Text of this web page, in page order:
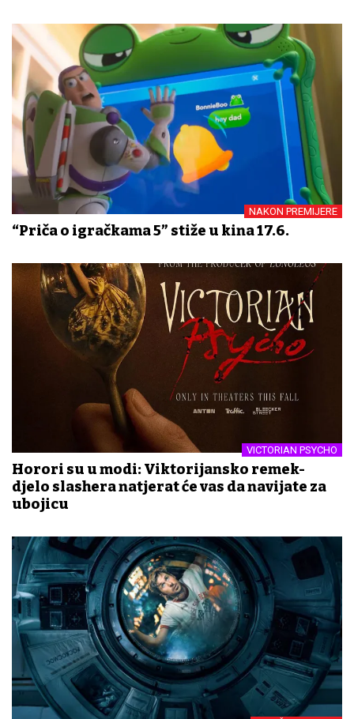
NAKON PREMIJERE
“Priča o igračkama 5” stiže u kina 17.6.
VICTORIAN PSYCHO
Horori su u modi: Viktorijansko remek-
djelo slashera natjerat će vas da navijate za
ubojicu